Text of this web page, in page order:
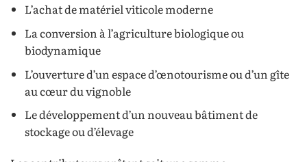
L’achat de matériel viticole moderne
La conversion à l’agriculture biologique ou
biodynamique
L’ouverture d’un espace d’œnotourisme ou d’un gîte
au cœur du vignoble
Le développement d’un nouveau bâtiment de
stockage ou d’élevage